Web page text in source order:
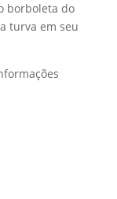
borboleta do
turva em seu